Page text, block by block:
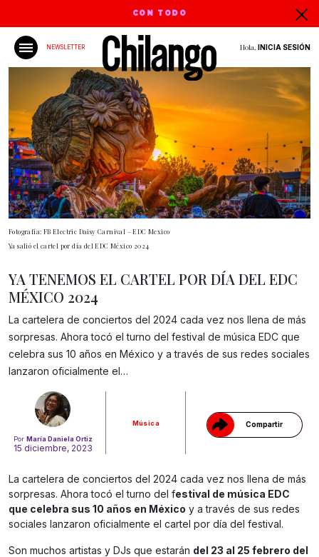
CON TODO
NEWSLETTER Hola, INICIA SESIÓN
Fotografía: FB Electric Daisy Carnival – EDC Mexico
Ya salió el cartel por día del EDC México 2024
Por María Daniela Ortiz
15 diciembre, 2023
Música Compartir
Gracias!
YA TENEMOS EL CARTEL POR DÍA DEL EDC
MÉXICO 2024
La cartelera de conciertos del 2024 cada vez nos llena de más
sorpresas. Ahora tocó el turno del festival de música EDC que
celebra sus 10 años en México y a través de sus redes sociales
lanzaron oficialmente el…
La cartelera de conciertos del 2024 cada vez nos llena de más
sorpresas. Ahora tocó el turno del festival de música EDC
que celebra sus 10 años en México y a través de sus redes
sociales lanzaron oficialmente el cartel por día del festival.
Son muchos artistas y DJs que estarán del 23 al 25 febrero del